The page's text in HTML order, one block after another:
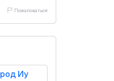
Пожаловаться
Иу